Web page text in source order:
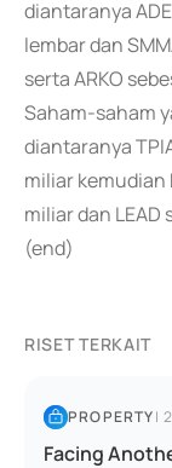
diantaranya
lembar dan
serta ARKO
Saham-saham
diantaranya
miliar kemudian
miliar dan LEAD
(end)
RISET TERKAIT
PROPERTY|
Facing